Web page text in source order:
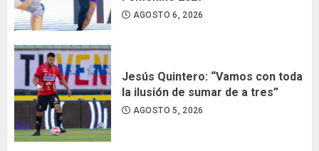
AGOSTO 6, 2026
Jesús Quintero: “Vamos con toda
la ilusión de sumar de a tres”
AGOSTO 5, 2026